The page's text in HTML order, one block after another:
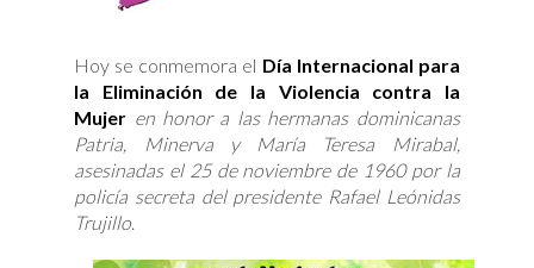
Hoy se conmemora el Día Internacional para
la Eliminación de la Violencia contra la
Mujer en honor a las hermanas dominicanas
Patria, Minerva y María Teresa Mirabal,
asesinadas el 25 de noviembre de 1960 por la
policía secreta del presidente Rafael Leónidas
Trujillo